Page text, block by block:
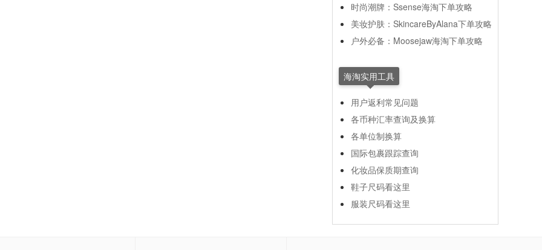
时尚潮牌：Ssense海淘下单攻略
美妆护肤：SkincareByAlana下单攻略
户外必备：Moosejaw海淘下单攻略
海淘实用工具
用户返利常见问题
各币种汇率查询及换算
各单位制换算
国际包裹跟踪查询
化妆品保质期查询
鞋子尺码看这里
服装尺码看这里